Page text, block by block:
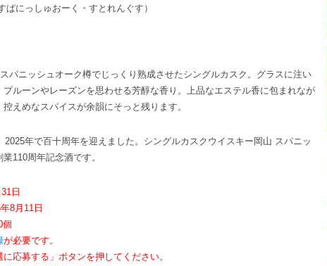
ぱにっしゅおーく・すとれんぐす）
パニッシュオーク樽でじっくり熟成させたシングルカスク。グラスに注い
ルーンやレーズンを思わせる芳醇な香り。上品なエステル香に包まれなが
えめなスパイスが余韻にそっと残ります。
年で百十周年を迎えました。シングルカスクウイスキー岡山 スパニッ
110周年記念酒です。
日
8月11日
個
が必要です。
応募する」ボタンを押してください。